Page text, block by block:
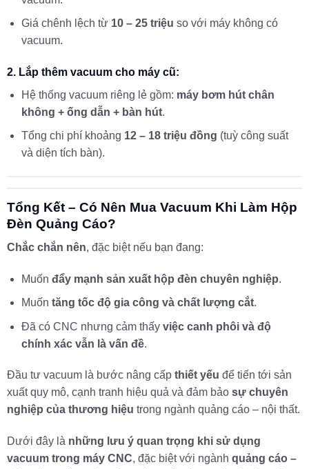
Giá chênh lệch từ 10 – 25 triệu so với máy không có
vacuum.
2. Lắp thêm vacuum cho máy cũ:
Hệ thống vacuum riêng lẻ gồm: máy bơm hút chân
không + ống dẫn + bàn hút.
Tổng chi phí khoảng 12 – 18 triệu đồng (tuỳ công suất
và diện tích bàn).
Tổng Kết – Có Nên Mua Vacuum Khi Làm Hộp
Đèn Quảng Cáo?
Chắc chắn nên, đặc biệt nếu bạn đang:
Muốn đẩy mạnh sản xuất hộp đèn chuyên nghiệp.
Muốn tăng tốc độ gia công và chất lượng cắt.
Đã có CNC nhưng cảm thấy việc canh phôi và độ
chính xác vẫn là vấn đề.
Đầu tư vacuum là bước nâng cấp thiết yếu để tiến tới sản
xuất quy mô, cạnh tranh hiệu quả và đảm bảo sự chuyên
nghiệp của thương hiệu trong ngành quảng cáo – nội thất.
Dưới đây là những lưu ý quan trọng khi sử dụng
vacuum trong máy CNC, đặc biệt với ngành quảng cáo –